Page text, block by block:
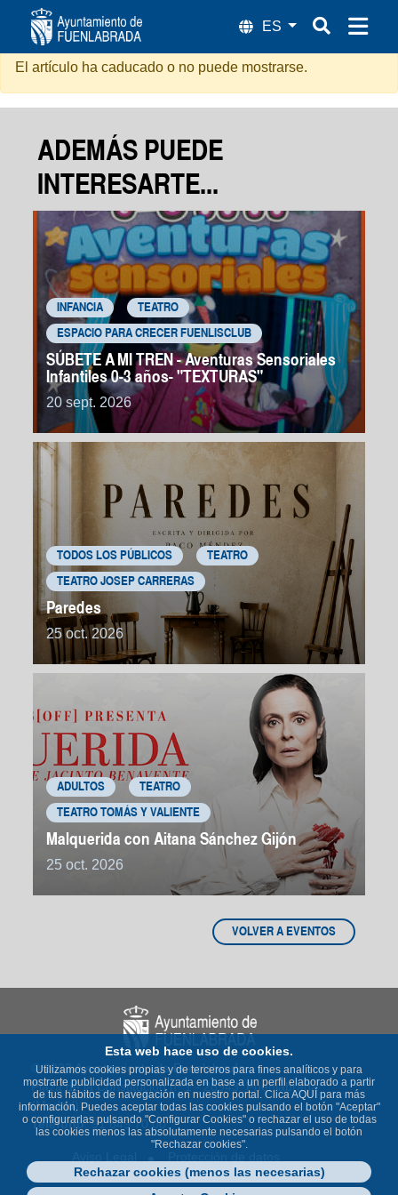
Sangre en los Tacones
El artículo ha caducado o no puede mostrarse.
ADEMÁS PUEDE
INTERESARTE...
INFANCIA TEATRO
ESPACIO PARA CRECER FUENLISCLUB
SÚBETE A MI TREN - Aventuras Sensoriales
Infantiles 0-3 años- "TEXTURAS"
20 sept. 2026
TODOS LOS PÚBLICOS TEATRO
TEATRO JOSEP CARRERAS
Paredes
25 oct. 2026
ADULTOS TEATRO
TEATRO TOMÁS Y VALIENTE
Malquerida con Aitana Sánchez Gijón
25 oct. 2026
VOLVER A EVENTOS
© 2023 Ayuntamiento de Fuenlabrada
Plaza de la Constitución nº 1 - 28943 Fuenlabrada
(Madrid)
Teléfono: 91 649 70 00
Política de Cookies
Accesibilidad
Esta web hace uso de cookies.
Utilizamos cookies propias y de terceros para fines analíticos y para
mostrarte publicidad personalizada en base a un perfil elaborado a partir
de tus hábitos de navegación en nuestro portal. ClicaAQUÍ para más
información. Puedes aceptar todas las cookies pulsando el botón "Aceptar"
o configurarlas pulsando "Configurar Cookies" o rechazar el uso de todas
las cookies menos las absolutamente necesarias pulsando el botón
"Rechazar cookies".
Rechazar cookies (menos las necesarias)